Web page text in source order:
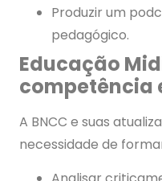
Produzir um
pedagógico.
Educação
competência
A BNCC e suas
necessidade de